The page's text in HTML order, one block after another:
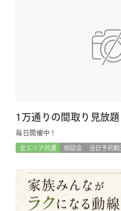
1万通りの間取り見放題
毎日開催中！
全エリア共通 相談会 当日予約歓